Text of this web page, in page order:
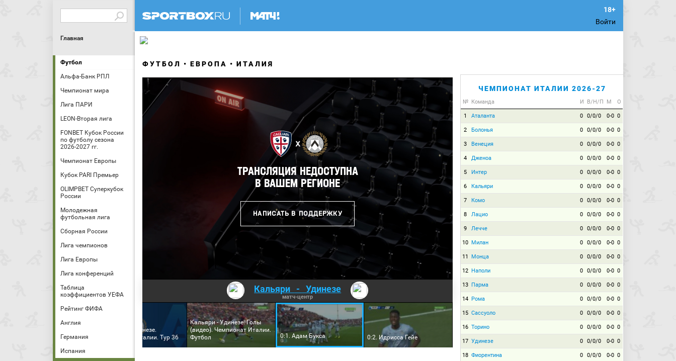
Войти
Главная
Футбол
Альфа-Банк РПЛ
Чемпионат мира
Лига ПАРИ
LEON-Вторая лига
FONBET Кубок России
по футболу сезона
2026-2027 гг.
Чемпионат Европы
Кубок PARI Премьер
OLIMPBET Суперкубок
России
Молодежная
футбольная лига
Сборная России
Лига чемпионов
Лига Европы
Лига конференций
Таблица
коэффициентов УЕФА
Рейтинг ФИФА
Англия
Германия
Испания
ФУТБОЛ ЕВРОПА ИТАЛИЯ
Кальяри - Удинезе
матч-центр
Кальяри - Удинезе.
Чемпионат Италии. Тур 36
Кальяри - Удинезе. Голы
(видео). Чемпионат Италии.
Футбол
0:1. Адам Букса 0:2. Идрисса Гейе
ЧЕМПИОНАТ ИТАЛИИ 2026-27
№ Команда И В/Н/П М О
1 Аталанта 0 0/0/0 0-0 0
2 Болонья 0 0/0/0 0-0 0
3 Венеция 0 0/0/0 0-0 0
4 Дженоа 0 0/0/0 0-0 0
5 Интер 0 0/0/0 0-0 0
6 Кальяри 0 0/0/0 0-0 0
7 Комо 0 0/0/0 0-0 0
8 Лацио 0 0/0/0 0-0 0
9 Лечче 0 0/0/0 0-0 0
10 Милан 0 0/0/0 0-0 0
11 Монца 0 0/0/0 0-0 0
12 Наполи 0 0/0/0 0-0 0
13 Парма 0 0/0/0 0-0 0
14 Рома 0 0/0/0 0-0 0
15 Сассуоло 0 0/0/0 0-0 0
16 Торино 0 0/0/0 0-0 0
17 Удинезе 0 0/0/0 0-0 0
18 Фиорентина 0 0/0/0 0-0 0